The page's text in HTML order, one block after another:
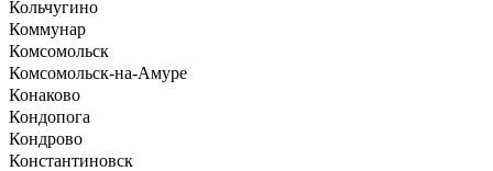
Кольчугино
Коммунар
Комсомольск
Комсомольск-на-Амуре
Конаково
Кондопога
Кондрово
Константиновск